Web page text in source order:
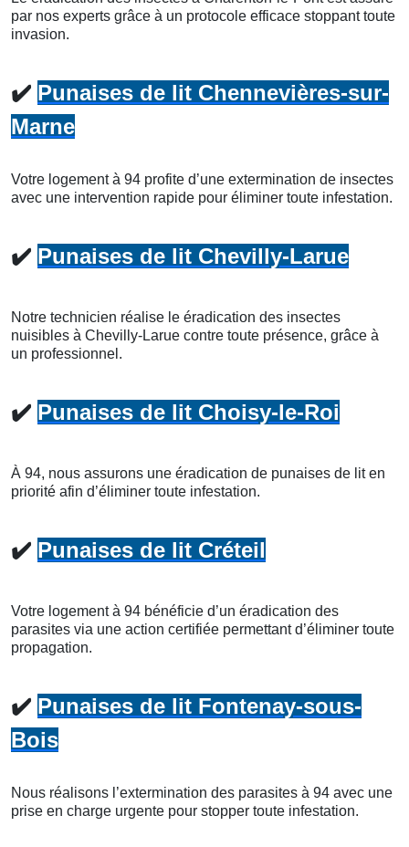
par nos experts grâce à un protocole efficace stoppant toute
invasion.
✔️ Punaises de lit Chennevières-sur-
Marne
Votre logement à 94 profite d’une extermination de insectes
avec une intervention rapide pour éliminer toute infestation.
✔️ Punaises de lit Chevilly-Larue
Notre technicien réalise le éradication des insectes
nuisibles à Chevilly-Larue contre toute présence, grâce à
un professionnel.
✔️ Punaises de lit Choisy-le-Roi
À 94, nous assurons une éradication de punaises de lit en
priorité afin d’éliminer toute infestation.
✔️ Punaises de lit Créteil
Votre logement à 94 bénéficie d’un éradication des
parasites via une action certifiée permettant d’éliminer toute
propagation.
✔️ Punaises de lit Fontenay-sous-
Bois
Nous réalisons l’extermination des parasites à 94 avec une
prise en charge urgente pour stopper toute infestation.